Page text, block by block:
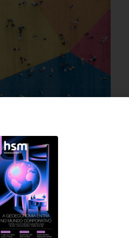
18 DE JULHO DE 2026 14H00
cultura, por que a
logística?
se consolidam como
engajamento e construção
escolha dos destinos deixa